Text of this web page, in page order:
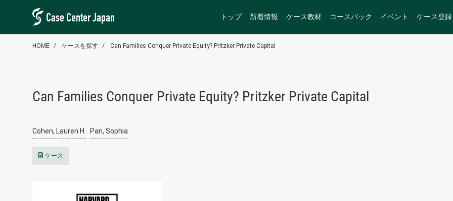
トップ 新着情報 ケース教材 コースパック イベント ケース登録
HOME ケースを探す Can Families Conquer Private Equity? Pritzker Private Capital
Can Families Conquer Private Equity? Pritzker Private Capital
Cohen, Lauren H. Pan, Sophia
ケース